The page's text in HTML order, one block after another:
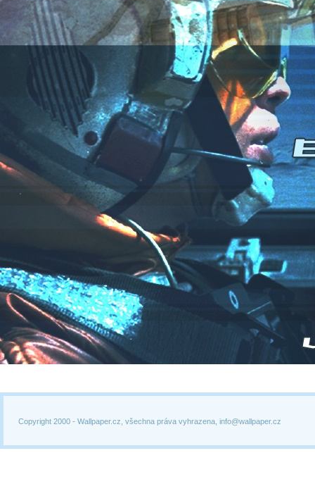
Copyright 2000 - Wallpaper.cz, všechna práva vyhrazena, info@wallpaper.cz